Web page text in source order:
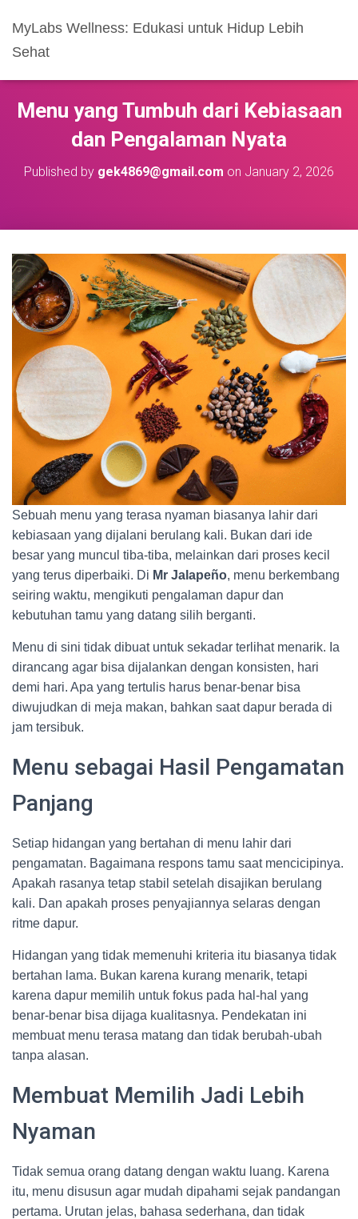
MyLabs Wellness: Edukasi untuk Hidup Lebih
Sehat
Menu yang Tumbuh dari Kebiasaan
dan Pengalaman Nyata
Published by gek4869@gmail.com on January 2, 2026
Sebuah menu yang terasa nyaman biasanya lahir dari
kebiasaan yang dijalani berulang kali. Bukan dari ide
besar yang muncul tiba-tiba, melainkan dari proses kecil
yang terus diperbaiki. Di Mr Jalapeño, menu berkembang
seiring waktu, mengikuti pengalaman dapur dan
kebutuhan tamu yang datang silih berganti.
Menu di sini tidak dibuat untuk sekadar terlihat menarik. Ia
dirancang agar bisa dijalankan dengan konsisten, hari
demi hari. Apa yang tertulis harus benar-benar bisa
diwujudkan di meja makan, bahkan saat dapur berada di
jam tersibuk.
Menu sebagai Hasil Pengamatan
Panjang
Setiap hidangan yang bertahan di menu lahir dari
pengamatan. Bagaimana respons tamu saat mencicipinya.
Apakah rasanya tetap stabil setelah disajikan berulang
kali. Dan apakah proses penyajiannya selaras dengan
ritme dapur.
Hidangan yang tidak memenuhi kriteria itu biasanya tidak
bertahan lama. Bukan karena kurang menarik, tetapi
karena dapur memilih untuk fokus pada hal-hal yang
benar-benar bisa dijaga kualitasnya. Pendekatan ini
membuat menu terasa matang dan tidak berubah-ubah
tanpa alasan.
Membuat Memilih Jadi Lebih
Nyaman
Tidak semua orang datang dengan waktu luang. Karena
itu, menu disusun agar mudah dipahami sejak pandangan
pertama. Urutan jelas, bahasa sederhana, dan tidak